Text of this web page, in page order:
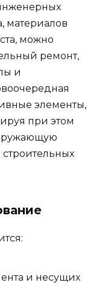
материалов
можно
ремонт,
и
элементы,
при этом
и несущих